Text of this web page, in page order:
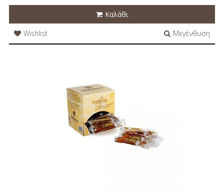
Καλάθι
Wishlist
Μεγένθυση